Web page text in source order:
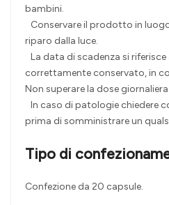
bambini.
Conservare il prodotto in
riparo dalla luce.
La data di scadenza si
correttamente conservato, in
Non superare la dose
In caso di patologie chiedere
prima di somministrare un
Tipo di
Confezione da 20 capsule.